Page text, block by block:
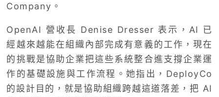
Company。
OpenAI 營收長 Denise Dresser 表示，AI 已
經越來越能在組織內部完成有意義的工作，現在
的挑戰是協助企業把這些系統整合進支撐企業運
作的基礎設施與工作流程。她指出，DeployCo
的設計目的，就是協助組織跨越這道落差，把 AI